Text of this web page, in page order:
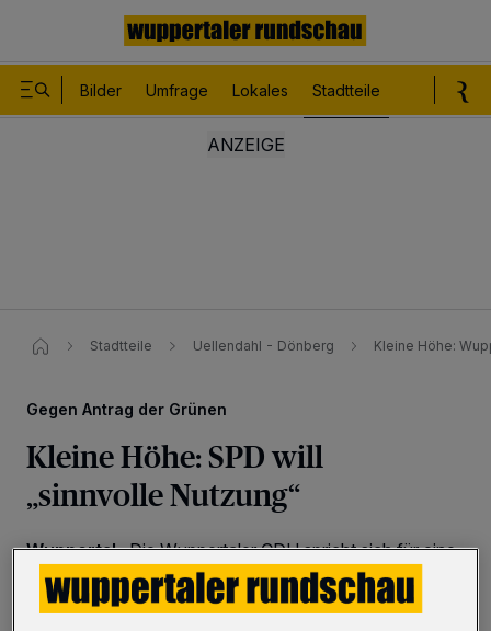
Bilder Umfrage Lokales Stadtteile
Stadtteile Uellendahl - Dönberg Kleine Höhe:
Gegen Antrag der Grünen
Kleine Höhe: SPD will
„sinnvolle Nutzung“
Wuppertal·Die Wuppertaler CDU spricht sich für eine
„sinnvolle Nutzung“ der Kleinen Höhe aus. Die Pläne
der Grünen seien eine „restriktive Politik“ und müssten
verhindert werden.